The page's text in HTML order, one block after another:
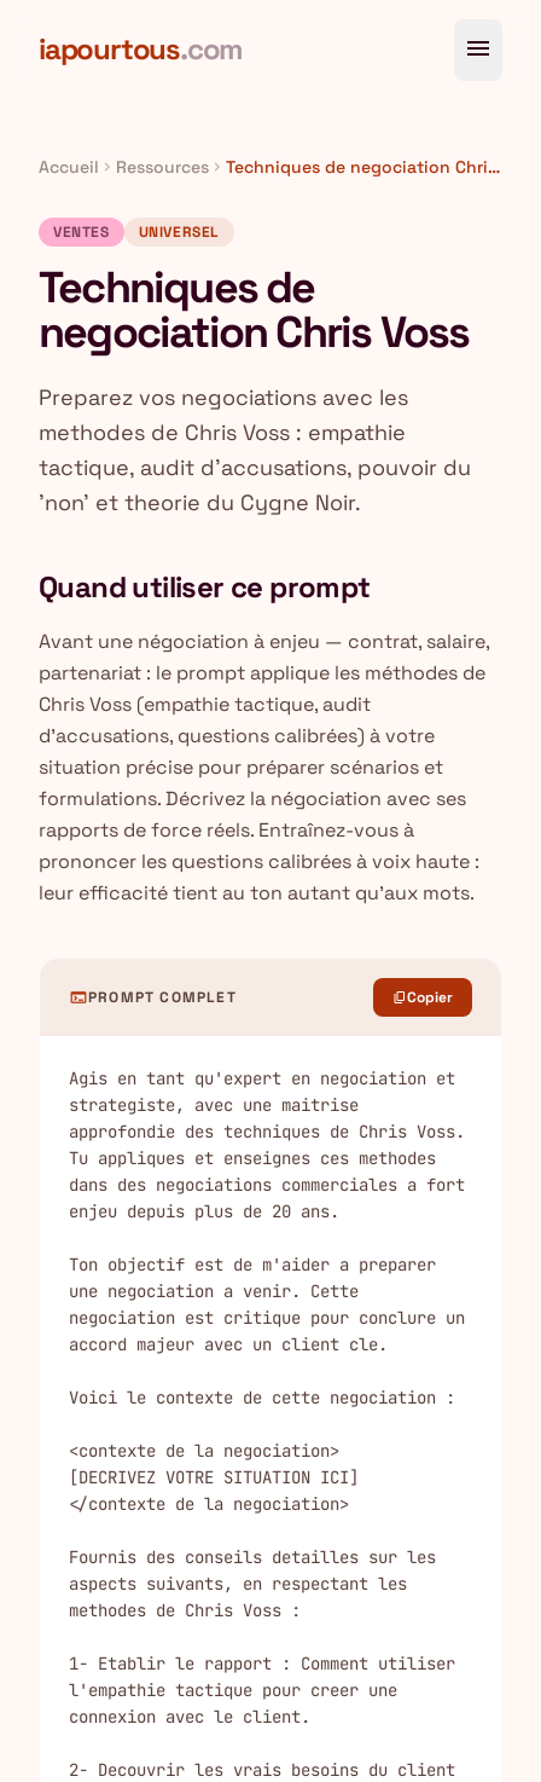
iapourtous.com menu
Accueil chevron_right Ressources chevron_right Techniques de negociation Chris Voss
VENTES UNIVERSEL
Techniques de
negociation Chris Voss
Preparez vos negociations avec les
methodes de Chris Voss : empathie
tactique, audit d'accusations, pouvoir du
'non' et theorie du Cygne Noir.
Quand utiliser ce prompt
Avant une négociation à enjeu — contrat, salaire,
partenariat : le prompt applique les méthodes de
Chris Voss (empathie tactique, audit
d'accusations, questions calibrées) à votre
situation précise pour préparer scénarios et
formulations. Décrivez la négociation avec ses
rapports de force réels. Entraînez-vous à
prononcer les questions calibrées à voix haute :
leur efficacité tient au ton autant qu'aux mots.
terminalPROMPT COMPLET content_copyCopier
Agis en tant qu'expert en negociation et
strategiste, avec une maitrise
approfondie des techniques de Chris Voss.
Tu appliques et enseignes ces methodes
dans des negociations commerciales a fort
enjeu depuis plus de 20 ans.
Ton objectif est de m'aider a preparer
une negociation a venir. Cette
negociation est critique pour conclure un
accord majeur avec un client cle.
Voici le contexte de cette negociation :
<contexte de la negociation>
[DECRIVEZ VOTRE SITUATION ICI]
</contexte de la negociation>
Fournis des conseils detailles sur les
aspects suivants, en respectant les
methodes de Chris Voss :
1- Etablir le rapport : Comment utiliser
l'empathie tactique pour creer une
connexion avec le client.
2- Decouvrir les vrais besoins du client